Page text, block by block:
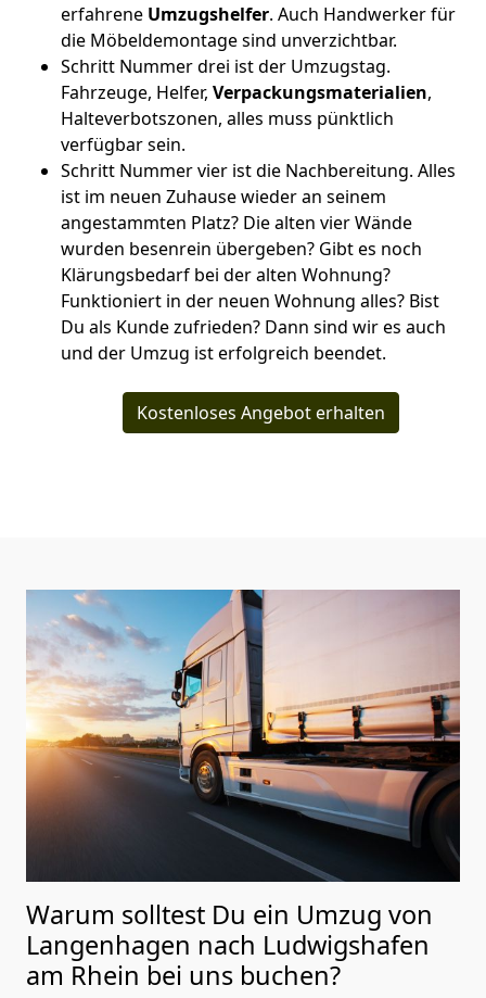
erfahrene Umzugshelfer. Auch Handwerker für
die Möbeldemontage sind unverzichtbar.
Schritt Nummer drei ist der Umzugstag.
Fahrzeuge, Helfer, Verpackungsmaterialien,
Halteverbotszonen, alles muss pünktlich
verfügbar sein.
Schritt Nummer vier ist die Nachbereitung. Alles
ist im neuen Zuhause wieder an seinem
angestammten Platz? Die alten vier Wände
wurden besenrein übergeben? Gibt es noch
Klärungsbedarf bei der alten Wohnung?
Funktioniert in der neuen Wohnung alles? Bist
Du als Kunde zufrieden? Dann sind wir es auch
und der Umzug ist erfolgreich beendet.
Kostenloses Angebot erhalten
Warum solltest Du ein Umzug von
Langenhagen nach Ludwigshafen
am Rhein bei uns buchen?